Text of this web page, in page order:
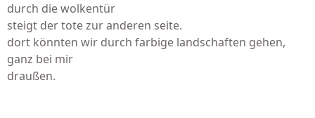
durch die wolkentür
steigt der tote zur anderen seite.
dort könnten wir durch farbige landschaften gehen,
ganz bei mir
draußen.